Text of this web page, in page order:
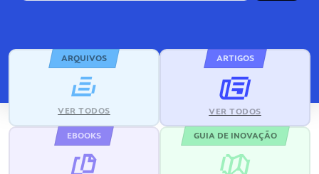
ARQUIVOS
VER TODOS
ARTIGOS
VER TODOS
EBOOKS GUIA DE INOVAÇÃO